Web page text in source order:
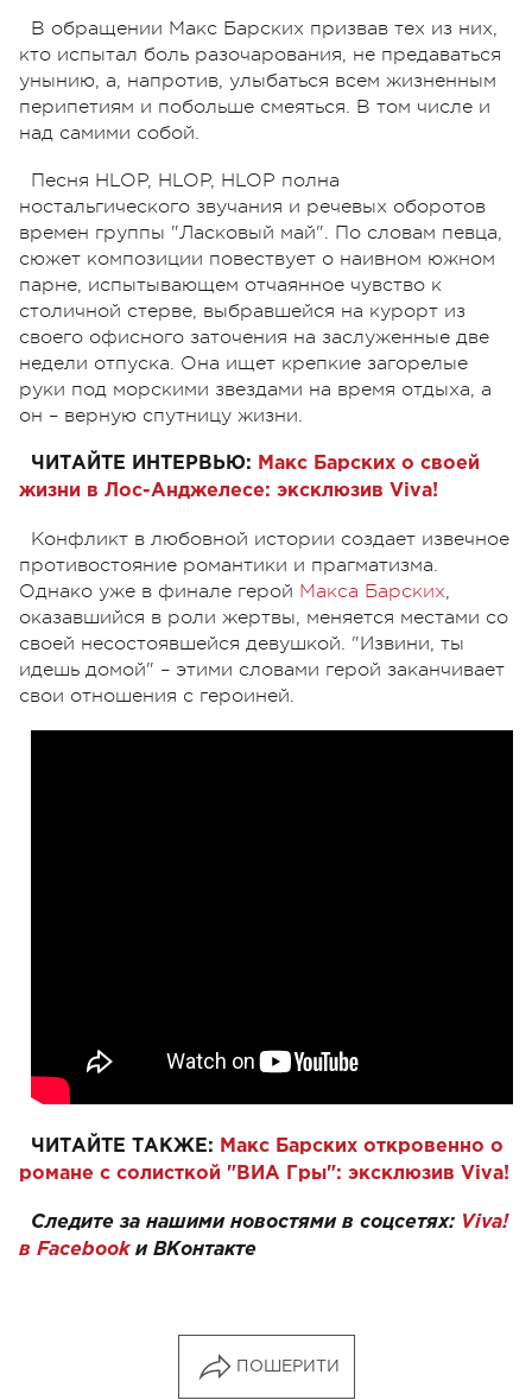
В обращении Макс Барских призвав тех из них,
кто испытал боль разочарования, не предаваться
унынию, а, напротив, улыбаться всем жизненным
перипетиям и побольше смеяться. В том числе и
над самими собой.
Песня HLOP, HLOP, HLOP полна
ностальгического звучания и речевых оборотов
времен группы "Ласковый май". По словам певца,
сюжет композиции повествует о наивном южном
парне, испытывающем отчаянное чувство к
столичной стерве, выбравшейся на курорт из
своего офисного заточения на заслуженные две
недели отпуска. Она ищет крепкие загорелые
руки под морскими звездами на время отдыха, а
он – верную спутницу жизни.
ЧИТАЙТЕ ИНТЕРВЬЮ: Макс Барских о своей
жизни в Лос-Анджелесе: эксклюзив Viva!
Конфликт в любовной истории создает извечное
противостояние романтики и прагматизма.
Однако уже в финале герой Макса Барских,
оказавшийся в роли жертвы, меняется местами со
своей несостоявшейся девушкой. "Извини, ты
идешь домой" – этими словами герой заканчивает
свои отношения с героиней.
ЧИТАЙТЕ ТАКЖЕ: Макс Барских откровенно о
романе с солисткой "ВИА Гры": эксклюзив Viva!
Следите за нашими новостями в соцсетях: Viva!
в Facebookи ВКонтакте
ПОШЕРИТИ